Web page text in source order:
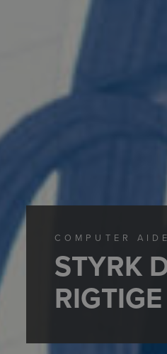
COMPUTER
STYRK